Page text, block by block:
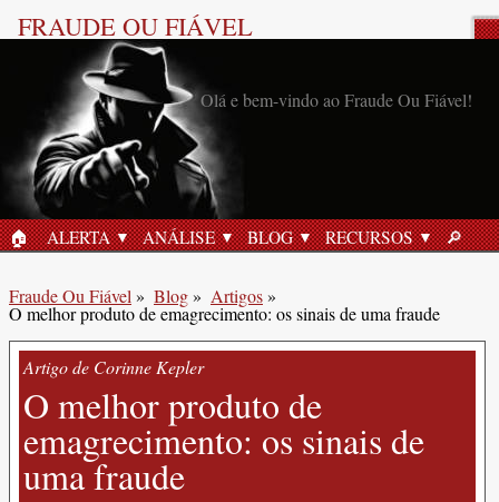
FRAUDE OU FIÁVEL
online
INÍCIO
🏠︎ ALERTA ANÁLISE BLOG RECURSOS 🔎︎
Fraude Ou Fiável» Blog» Artigos»
O melhor produto de emagrecimento: os sinais de uma fraude
Artigo de Corinne Kepler
O melhor produto de
emagrecimento: os sinais de
uma fraude